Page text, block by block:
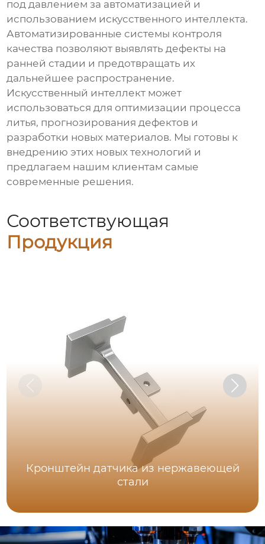
под давлением за автоматизацией и
использованием искусственного интеллекта.
Автоматизированные системы контроля
качества позволяют выявлять дефекты на
ранней стадии и предотвращать их
дальнейшее распространение.
Искусственный интеллект может
использоваться для оптимизации процесса
литья, прогнозирования дефектов и
разработки новых материалов. Мы готовы к
внедрению этих новых технологий и
предлагаем нашим клиентам самые
современные решения.
Соответствующая
Продукция
Кронштейн датчика из нержавеющей
стали